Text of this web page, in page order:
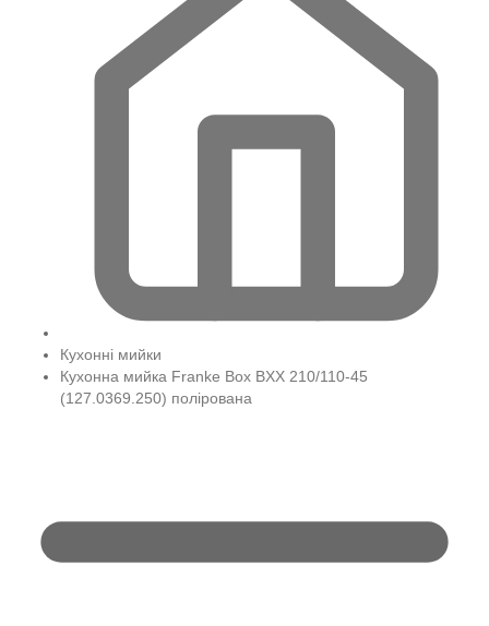
Кухонні мийки
Кухонна мийка Franke Box BXX 210/110-45
(127.0369.250) полірована